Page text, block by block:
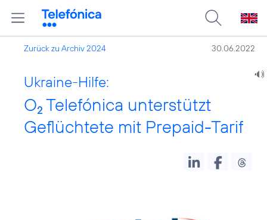
Zurück zu Archiv 2024 30.06.2022
Ukraine-Hilfe:
O2 Telefónica unterstützt
Geflüchtete mit Prepaid-Tarif